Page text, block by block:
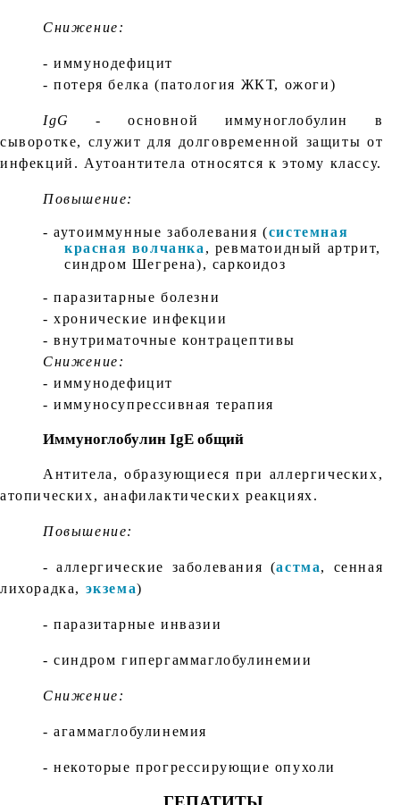
Снижение:
- иммунодефицит
- потеря белка (патология ЖКТ, ожоги)
IgG -основной иммуноглобулин в
сыворотке, служит для долговременной защиты от
инфекций. Аутоантитела относятся к этому классу.
Повышение:
- аутоиммунные заболевания (системная
красная волчанка , ревматоидный артрит,
синдром Шегрена), саркоидоз
- паразитарные болезни
- хронические инфекции
- внутриматочные контрацептивы
Снижение:
- иммунодефицит
- иммуносупрессивная терапия
Иммуноглобулин IgE общий
Антитела, образующиеся при аллергических,
атопических, анафилактических реакциях.
Повышение:
- аллергические заболевания (астма, сенная
лихорадка, экзема)
- паразитарные инвазии
- синдром гипергаммаглобулинемии
Снижение:
- агаммаглобулинемия
- некоторые прогрессирующие опухоли